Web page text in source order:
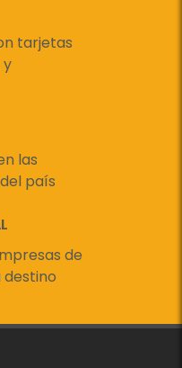
tarjetas
y
las
país
de